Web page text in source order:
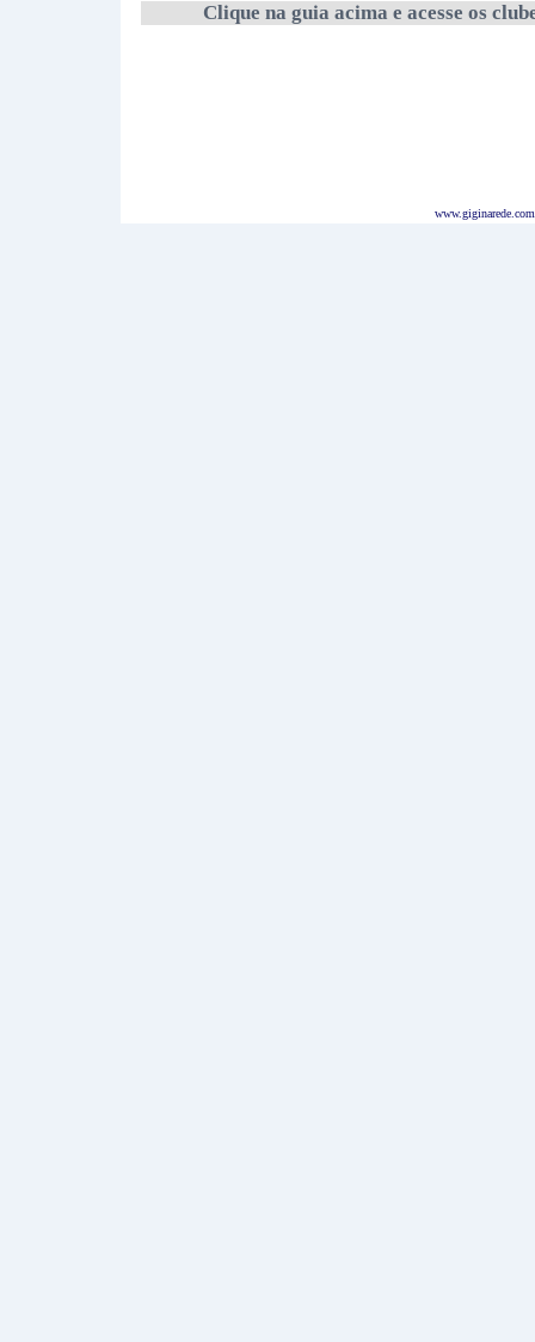
Clique na guia acima e acesse os